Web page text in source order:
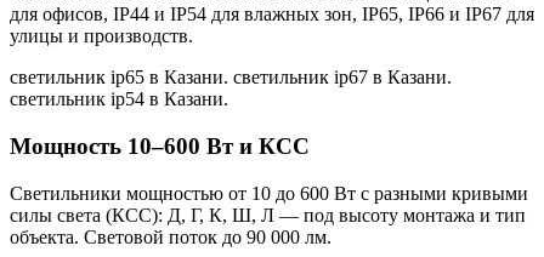
для офисов, IP44 и IP54 для влажных зон, IP65, IP66 и IP67 для
улицы и производств.
светильник ip65 в Казани. светильник ip67 в Казани.
светильник ip54 в Казани.
Мощность 10–600 Вт и КСС
Светильники мощностью от 10 до 600 Вт с разными кривыми
силы света (КСС): Д, Г, К, Ш, Л — под высоту монтажа и тип
объекта. Световой поток до 90 000 лм.